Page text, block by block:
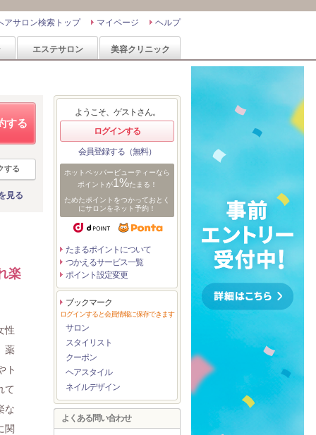
ヘルプ
マイページ
アサロン検索トップ
エステサロン 美容クリニック
する
する
見る
楽
性
薬
ト
て
な
関
ようこそ、ゲストさん。
ログインする
会員登録する（無料）
ホットペッパービューティーなら
ポイントが1%たまる！
ためたポイントをつかっておとく
にサロンをネット予約！
たまるポイントについて
つかえるサービス一覧
ポイント設定変更
ブックマーク
ログインすると会員情報に保存できます
サロン
スタイリスト
クーポン
ヘアスタイル
ネイルデザイン
よくある問い合わせ